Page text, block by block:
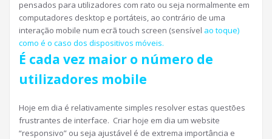
pensados para utilizadores com rato ou seja normalmente em
computadores desktop e portáteis, ao contrário de uma
interação mobile num ecrã touch screen (sensível ao toque)
como é o caso dos dispositivos móveis.
É cada vez maior o número de
utilizadores mobile
Hoje em dia é relativamente simples resolver estas questões
frustrantes de interface. Criar hoje em dia um website
“responsivo” ou seja ajustável é de extrema importância e